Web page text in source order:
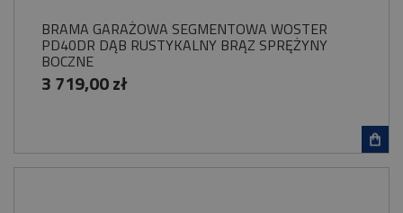
BRAMA GARAŻOWA SEGMENTOWA WOSTER
PD40DR DĄB RUSTYKALNY BRĄZ SPRĘŻYNY
BOCZNE
3 719,00 zł